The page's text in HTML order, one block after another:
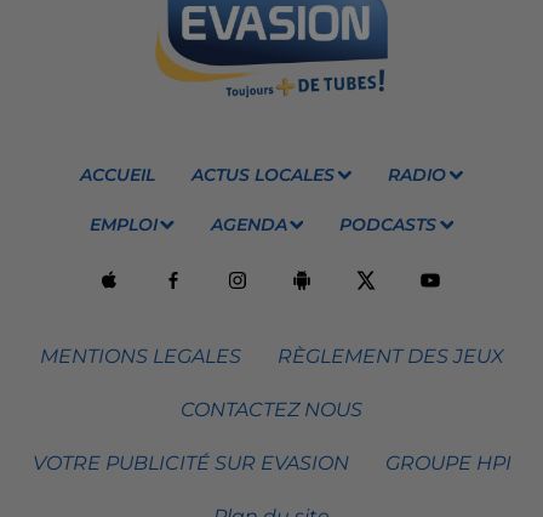
ACCUEIL ACTUS LOCALES RADIO
EMPLOI AGENDA PODCASTS
MENTIONS LEGALES RÈGLEMENT DES JEUX
CONTACTEZ NOUS
VOTRE PUBLICITÉ SUR EVASION GROUPE HPI